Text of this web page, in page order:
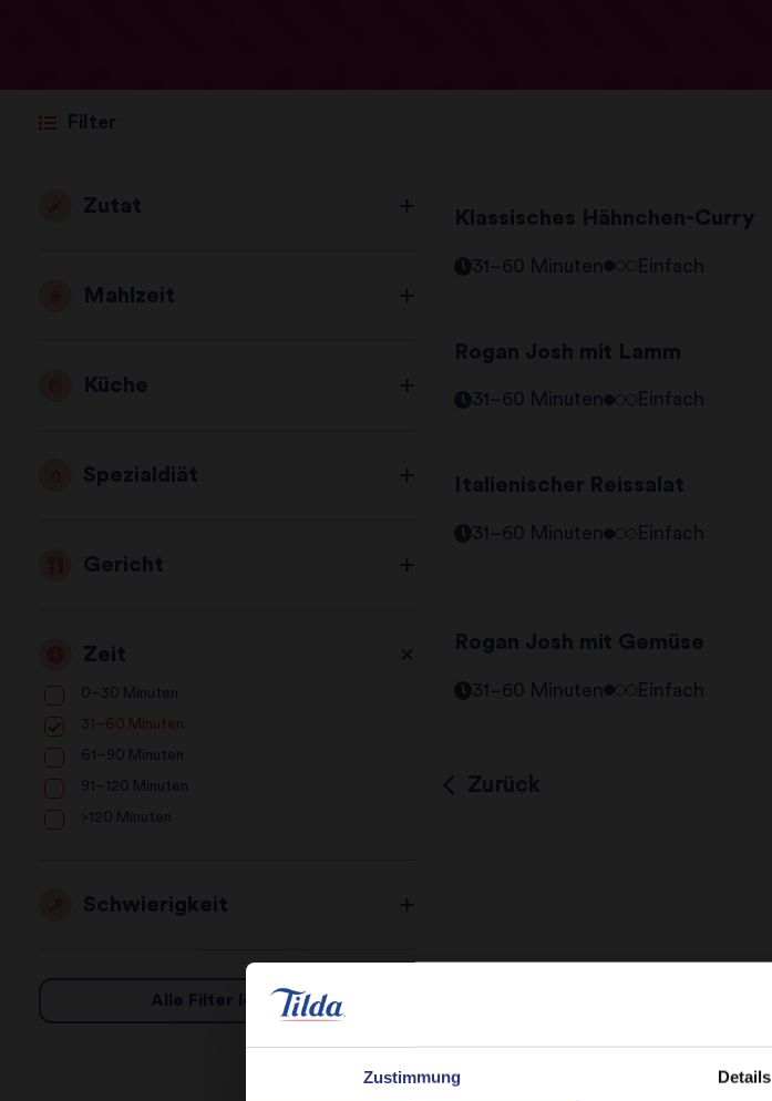
Zustimmung Details
Filter
Zutat
Mahlzeit
Küche
Spezialdiät
Gericht
Zeit
0–30 Minuten
31–60 Minuten
61–90 Minuten
91–120 Minuten
>120 Minuten
Schwierigkeit
Alle Filter löschen
Klassisches Hähnchen-Curry
31–60 Minuten Einfach
Rogan Josh mit Lamm
31–60 Minuten Einfach
Italienischer Reissalat
31–60 Minuten Einfach
Rogan Josh mit Gemüse
31–60 Minuten Einfach
Zurück